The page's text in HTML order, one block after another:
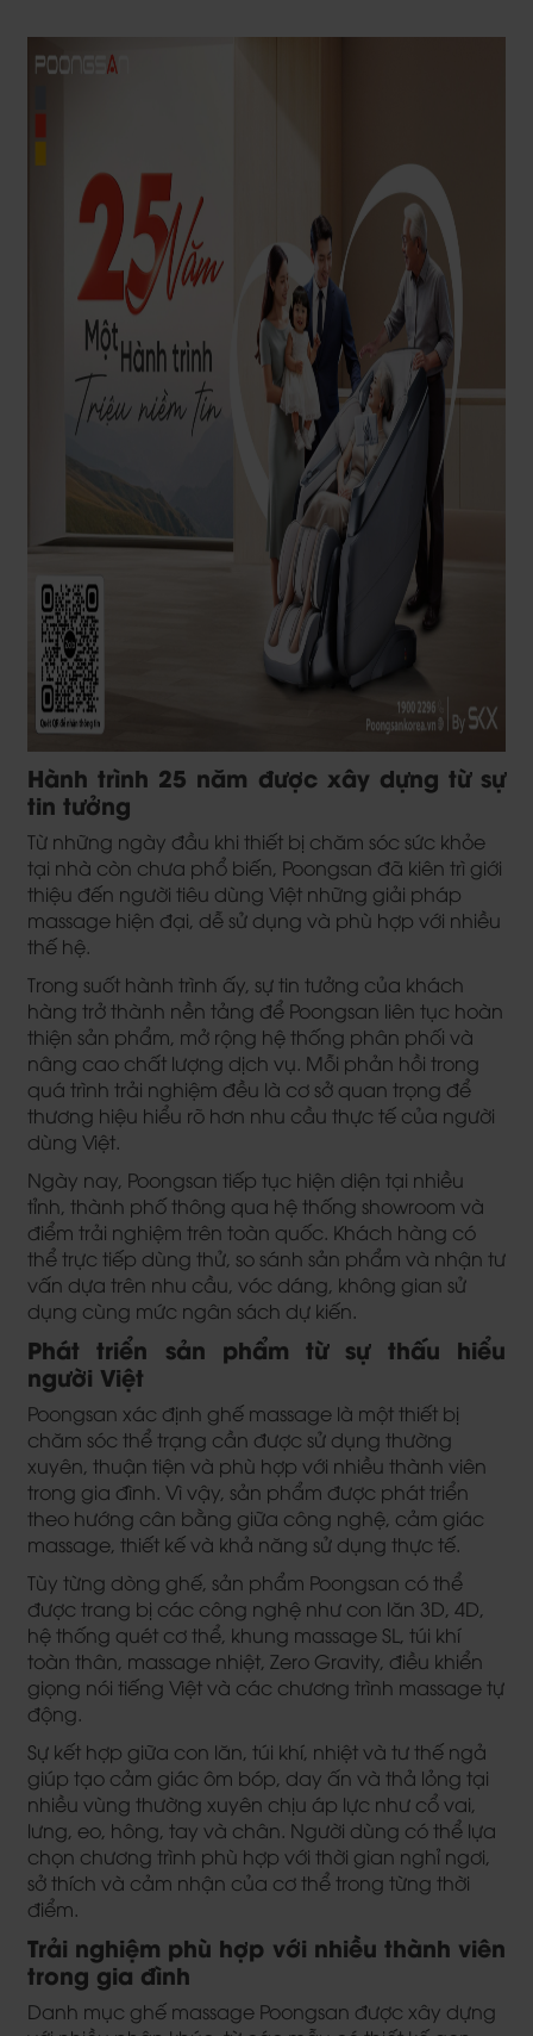
Hành trình 25 năm được xây dựng từ sự
tin tưởng
Từ những ngày đầu khi thiết bị chăm sóc sức khỏe
tại nhà còn chưa phổ biến, Poongsan đã kiên trì giới
thiệu đến người tiêu dùng Việt những giải pháp
massage hiện đại, dễ sử dụng và phù hợp với nhiều
thế hệ.
Trong suốt hành trình ấy, sự tin tưởng của khách
hàng trở thành nền tảng để Poongsan liên tục hoàn
thiện sản phẩm, mở rộng hệ thống phân phối và
nâng cao chất lượng dịch vụ. Mỗi phản hồi trong
quá trình trải nghiệm đều là cơ sở quan trọng để
thương hiệu hiểu rõ hơn nhu cầu thực tế của người
dùng Việt.
Ngày nay, Poongsan tiếp tục hiện diện tại nhiều
tỉnh, thành phố thông qua hệ thống showroom và
điểm trải nghiệm trên toàn quốc. Khách hàng có
thể trực tiếp dùng thử, so sánh sản phẩm và nhận tư
vấn dựa trên nhu cầu, vóc dáng, không gian sử
dụng cùng mức ngân sách dự kiến.
Phát triển sản phẩm từ sự thấu hiểu
người Việt
Poongsan xác định ghế massage là một thiết bị
chăm sóc thể trạng cần được sử dụng thường
xuyên, thuận tiện và phù hợp với nhiều thành viên
trong gia đình. Vì vậy, sản phẩm được phát triển
theo hướng cân bằng giữa công nghệ, cảm giác
massage, thiết kế và khả năng sử dụng thực tế.
Tùy từng dòng ghế, sản phẩm Poongsan có thể
được trang bị các công nghệ như con lăn 3D, 4D,
hệ thống quét cơ thể, khung massage SL, túi khí
toàn thân, massage nhiệt, Zero Gravity, điều khiển
giọng nói tiếng Việt và các chương trình massage tự
động.
Sự kết hợp giữa con lăn, túi khí, nhiệt và tư thế ngả
giúp tạo cảm giác ôm bóp, day ấn và thả lỏng tại
nhiều vùng thường xuyên chịu áp lực như cổ vai,
lưng, eo, hông, tay và chân. Người dùng có thể lựa
chọn chương trình phù hợp với thời gian nghỉ ngơi,
sở thích và cảm nhận của cơ thể trong từng thời
điểm.
Trải nghiệm phù hợp với nhiều thành viên
trong gia đình
Danh mục ghế massage Poongsan được xây dựng